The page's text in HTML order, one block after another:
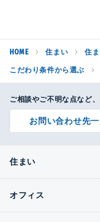
HOME 住まい 住
こだわり条件から選ぶ
ご相談やご不明な点など
お問い合わせ先
住まい
オフィス